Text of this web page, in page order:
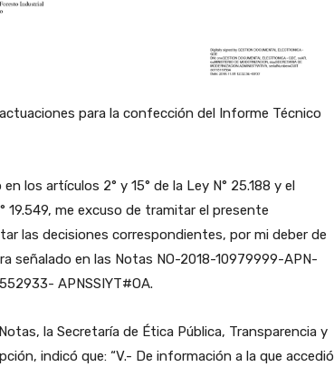
para la confección del Informe Técnico
los artículos 2° y 15° de la Ley N° 25.188 y el
19.549, me excuso de tramitar el presente
las decisiones correspondientes, por mi deber de
señalado en las Notas NO-2018-10979999-APN-
APNSSIYT#OA.
la Secretaría de Ética Pública, Transparencia y
indicó que: “V.- De información a la que accedió